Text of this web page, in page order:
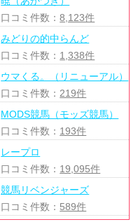
口コミ件数：8,123件
みどりの的中らんど
口コミ件数： 1,338件
ウマくる。（リニューアル）
口コミ件数： 219件
MODS競馬（モッズ競馬）
口コミ件数： 193件
レープロ
口コミ件数： 19,095件
競馬リベンジャーズ
口コミ件数： 589件